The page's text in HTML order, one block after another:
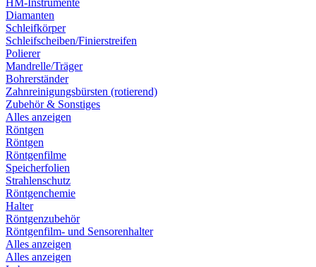
HM-Instrumente
Diamanten
Schleifkörper
Schleifscheiben/Finierstreifen
Polierer
Mandrelle/Träger
Bohrerständer
Zahnreinigungsbürsten (rotierend)
Zubehör & Sonstiges
Alles anzeigen
Röntgen
Röntgen
Röntgenfilme
Speicherfolien
Strahlenschutz
Röntgenchemie
Halter
Röntgenzubehör
Röntgenfilm- und Sensorenhalter
Alles anzeigen
Alles anzeigen